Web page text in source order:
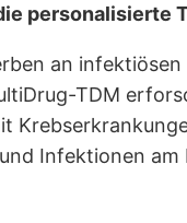
personalisierte
an
TDM
Infektionen